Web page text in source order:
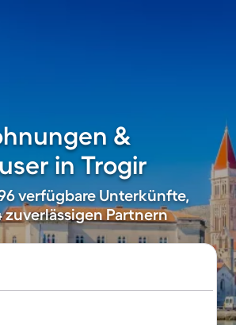
&
in Trogir
verfügbare Unterkünfte,
Partnern